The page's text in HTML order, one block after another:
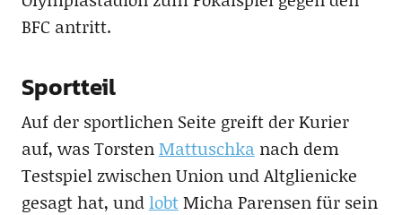
BFC antritt.
Sportteil
Auf der sportlichen Seite greift der Kurier
auf, was TorstenMattuschkanach dem
Testspiel zwischen Union und Altglienicke
gesagt hat, und lobtMicha Parensen für sein